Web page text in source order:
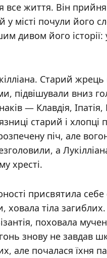
все життя. Він
у місті почули його
дивом його історії:
Старий
підвішували вниз
— Клавдія, Іпатія,
старий і хлопці
піч, але
а
хресті.
присвятила
ховала тіла
поховала
знову не завдав
але почалася їхня